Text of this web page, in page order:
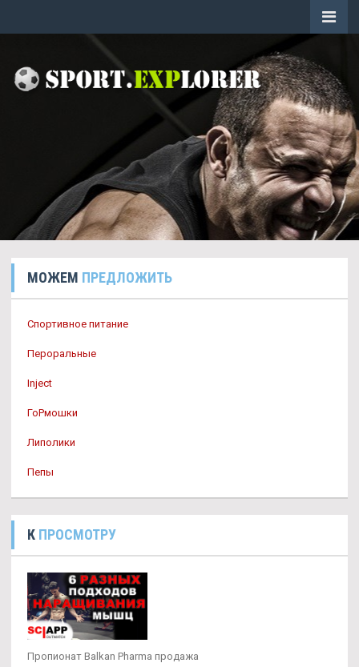
МОЖЕМ ПРЕДЛОЖИТЬ
Спортивное питание
Пероральные
Inject
ГоРмошки
Липолики
Пепы
К ПРОСМОТРУ
Пропионат Balkan Pharma продажа